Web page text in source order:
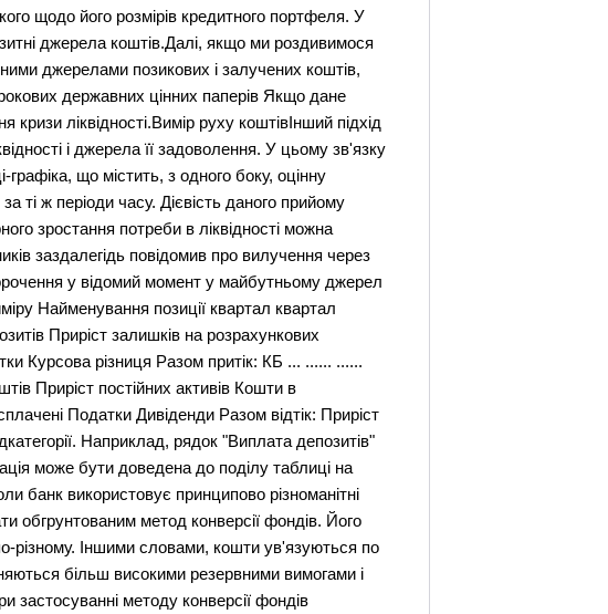
щодо його розмірів кредитного портфеля. У
джерела коштів.Далі, якщо ми роздивимося
джерелами позикових і залучених коштів,
державних цінних паперів Якщо дане
ліквідності.Вимір руху коштівІнший підхід
і джерела її задоволення. У цьому зв'язку
графіка, що містить, з одного боку, оцінну
ті ж періоди часу. Дієвість даного прийому
зростання потреби в ліквідності можна
заздалегідь повідомив про вилучення через
у відомий момент у майбутньому джерел
Найменування позиції квартал квартал
Приріст залишків на розрахункових
Курсова різниця Разом притік: КБ ... ...... ......
Приріст постійних активів Кошти в
Податки Дивіденди Разом відтік: Приріст
Наприклад, рядок "Виплата депозитів"
може бути доведена до поділу таблиці на
банк використовує принципово різноманітні
обгрунтованим метод конверсії фондів. Його
різному. Іншими словами, кошти ув'язуються по
більш високими резервними вимогами і
застосуванні методу конверсії фондів